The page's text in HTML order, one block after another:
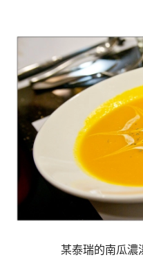
某泰瑞的南瓜濃